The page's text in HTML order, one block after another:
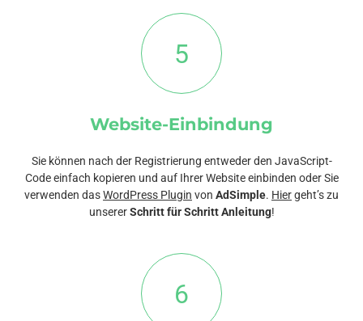
5
Website-Einbindung
Sie können nach der Registrierung entweder den JavaScript-
Code einfach kopieren und auf Ihrer Website einbinden oder Sie
verwenden dasWordPress Plugin von AdSimple. Hiergeht’s zu
unsererSchritt für Schritt Anleitung!
6